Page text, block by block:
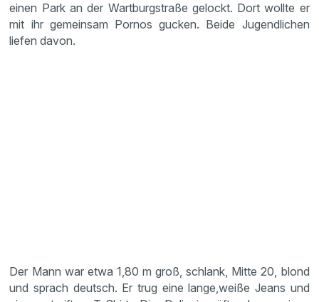
einen Park an der Wartburgstraße gelockt. Dort wollte er
mit ihr gemeinsam Pornos gucken. Beide Jugendlichen
liefen davon.
Der Mann war etwa 1,80 m groß, schlank, Mitte 20, blond
und sprach deutsch. Er trug eine lange,weiße Jeans und